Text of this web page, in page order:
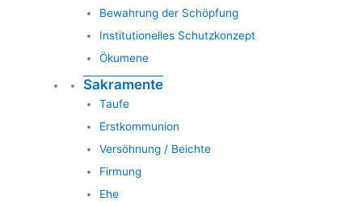
Bewahrung der Schöpfung
Institutionelles Schutzkonzept
Ökumene
Sakramente
Taufe
Erstkommunion
Versöhnung / Beichte
Firmung
Ehe